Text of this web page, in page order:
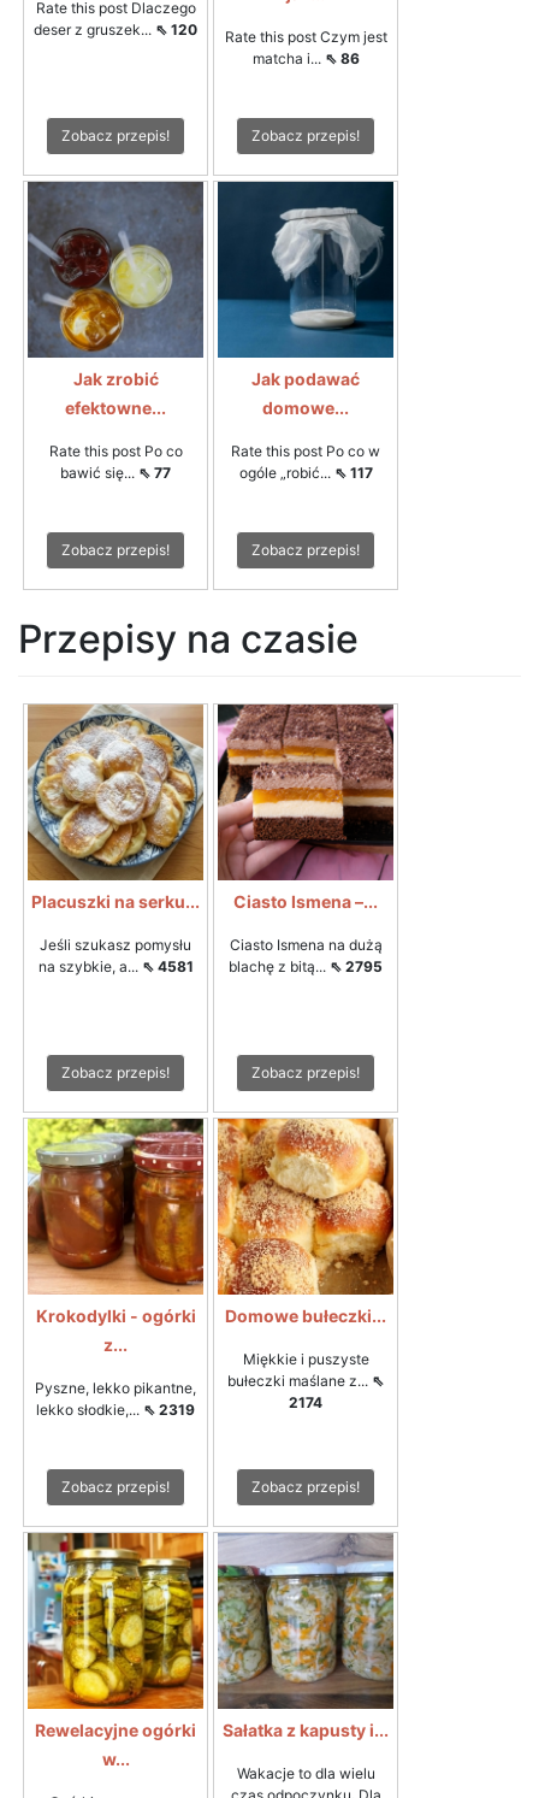
Rate this post Dlaczego
deser z gruszek... ⇖ 120
Zobacz przepis!
Rate this post Czym jest
matcha i... ⇖ 86
Zobacz przepis!
Jak zrobić
efektowne...
Rate this post Po co
bawić się... ⇖ 77
Zobacz przepis!
Jak podawać
domowe...
Rate this post Po co w
ogóle „robić... ⇖ 117
Zobacz przepis!
Przepisy na czasie
Placuszki na serku...
Jeśli szukasz pomysłu
na szybkie, a... ⇖ 4581
Zobacz przepis!
Ciasto Ismena –...
Ciasto Ismena na dużą
blachę z bitą... ⇖ 2795
Zobacz przepis!
Krokodylki - ogórki
z...
Pyszne, lekko pikantne,
lekko słodkie,... ⇖ 2319
Zobacz przepis!
Domowe bułeczki...
Miękkie i puszyste
bułeczki maślane z... ⇖
2174
Zobacz przepis!
Rewelacyjne ogórki
w...
Sałatka z kapusty i...
Wakacje to dla wielu